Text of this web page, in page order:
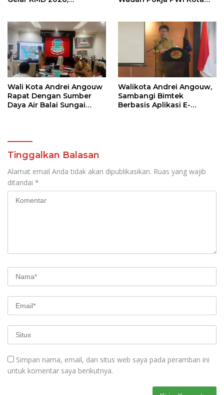
Pramuka
Wali Kota Andrei Angouw
Rapat Dengan Sumber
Daya Air Balai Sungai
Walikota Andrei Angouw,
Sambangi Bimtek
Berbasis Aplikasi E-
Tinggalkan Balasan
Alamat email Anda tidak akan dipublikasikan. Ruas yang wajib
ditandai *
Simpan nama, email, dan situs web saya pada peramban ini
untuk komentar saya berikutnya.